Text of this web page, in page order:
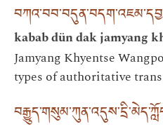
kabab dün dak jamyang
Jamyang Khyentse
types of authoritative